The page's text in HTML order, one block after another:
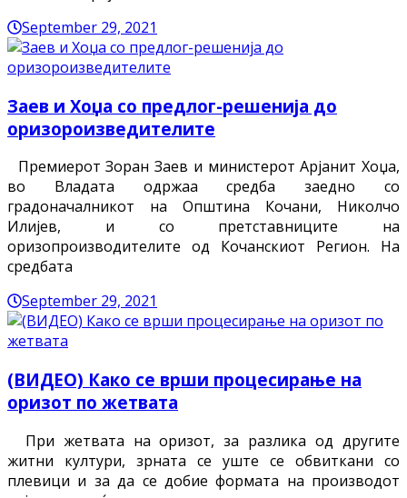
September 29, 2021
Заев и Хоџа со предлог-решенија до
оризороизведителите
Премиерот Зоран Заев и министерот Арјанит Хоџа,
во Владата одржаа средба заедно со
градоначалникот на Општина Кочани, Николчо
Илијев, и со претставниците на
оризопроизводителите од Кочанскиот Регион. На
средбата
September 29, 2021
(ВИДЕО) Како се врши процесирање на
оризот по жетвата
При жетвата на оризот, за разлика од другите
житни култури, зрната се уште се обвиткани со
плевици и за да се добие формата на производот